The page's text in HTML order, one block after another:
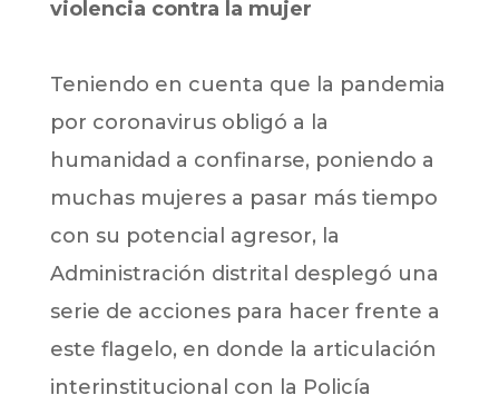
violencia contra la mujer
Teniendo en cuenta que la pandemia
por coronavirus obligó a la
humanidad a confinarse, poniendo a
muchas mujeres a pasar más tiempo
con su potencial agresor, la
Administración distrital desplegó una
serie de acciones para hacer frente a
este flagelo, en donde la articulación
interinstitucional con la Policía